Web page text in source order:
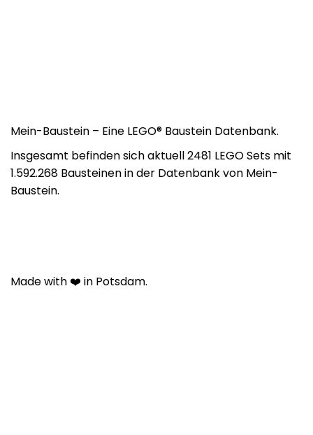
Mein-Baustein – Eine LEGO® Baustein Datenbank.
Insgesamt befinden sich aktuell 2481 LEGO Sets mit
1.592.268 Bausteinen in der Datenbank von Mein-
Baustein.
Made with ❤️ in Potsdam.